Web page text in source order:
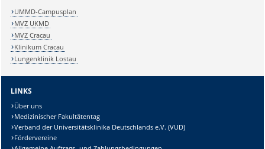
UMMD-Campusplan
MVZ UKMD
MVZ Cracau
Klinikum Cracau
Lungenklinik Lostau
LINKS
Über uns
Medizinischer Fakultätentag
Verband der Universitätsklinika Deutschlands e.V. (VUD)
Fördervereine